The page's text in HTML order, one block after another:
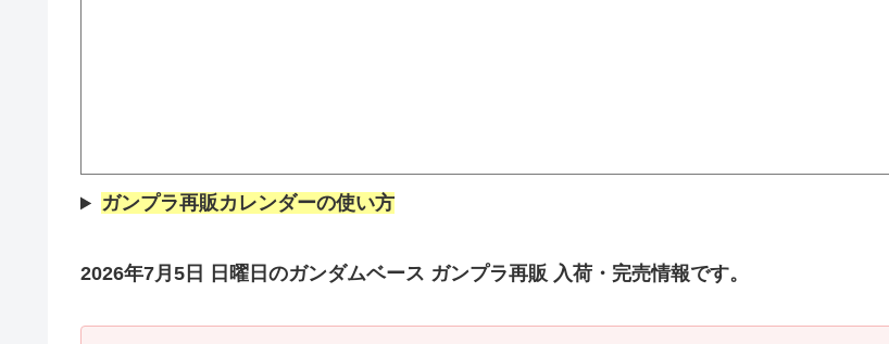
ガンプラ再販カレンダーの使い方
2026年7月5日 日 曜 日 のガンダムベース ガンプラ再販 入荷・完売情報です。